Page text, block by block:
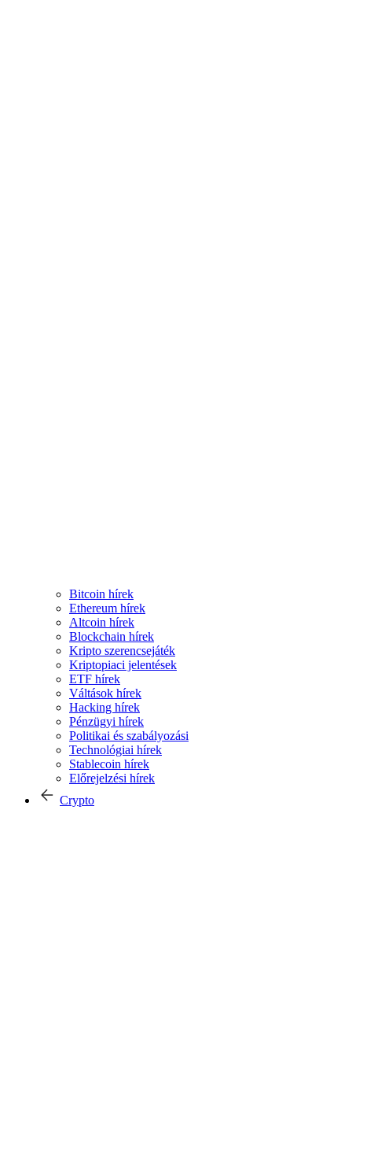
Bitcoin hírek
Ethereum hírek
Altcoin hírek
Blockchain hírek
Kripto szerencsejáték
Kriptopiaci jelentések
ETF hírek
Váltások hírek
Hacking hírek
Pénzügyi hírek
Politikai és szabályozási
Technológiai hírek
Stablecoin hírek
Előrejelzési hírek
Crypto